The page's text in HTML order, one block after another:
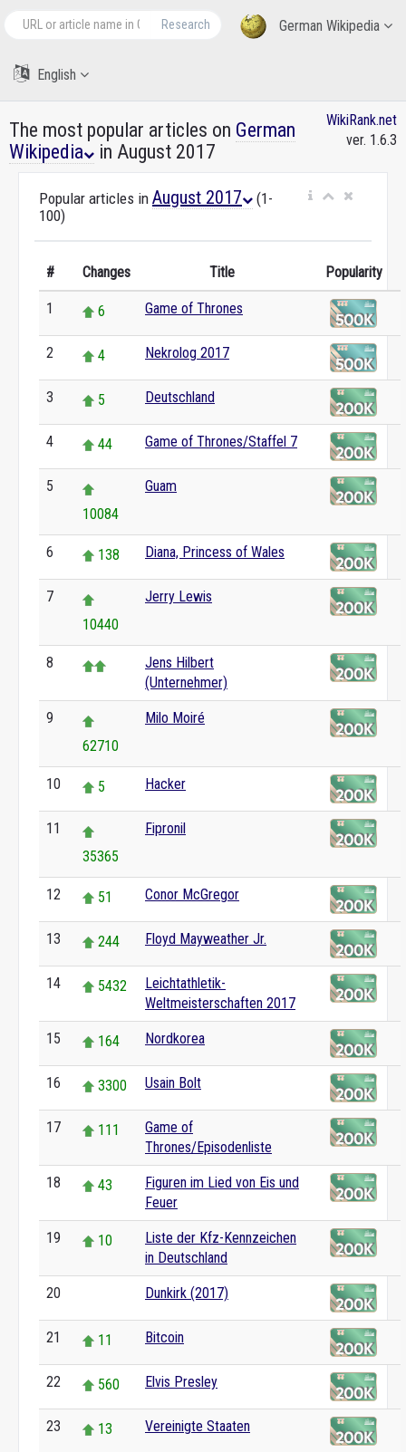
German Wikipedia
Research
English
The most popular articles on German
Wikipedia
in August 2017
WikiRank.net
ver. 1.6.3
Popular articles in August 2017
(1-
100)
# Changes Title Popularity
1 6 Game of Thrones
2 4 Nekrolog 2017
3 5 Deutschland
4 44 Game of Thrones/Staffel 7
5
10084
Guam
6 138 Diana, Princess of Wales
7
10440
Jerry Lewis
8
Jens Hilbert
(Unternehmer)
9
62710
Milo Moiré
10 5 Hacker
11
35365
Fipronil
12 51 Conor McGregor
13 244 Floyd Mayweather Jr.
14 5432
Leichtathletik-
Weltmeisterschaften 2017
15 164 Nordkorea
16 3300 Usain Bolt
17 111
Game of
Thrones/Episodenliste
18 43
Figuren im Lied von Eis und
Feuer
19 10
Liste der Kfz-Kennzeichen
in Deutschland
20 Dunkirk (2017)
21 11 Bitcoin
22 560 Elvis Presley
23 13 Vereinigte Staaten